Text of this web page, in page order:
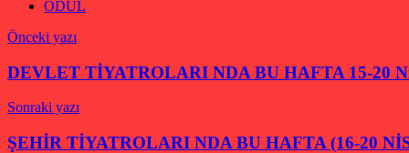
ÖDÜL
Yazı
gezinmesi
Önceki yazı
DEVLET TİYATROLARI NDA BU HAFTA 15-20
Sonraki yazı
ŞEHİR TİYATROLARI NDA BU HAFTA (16-20